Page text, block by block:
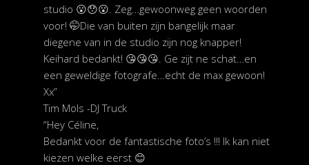
studio 😮😯😮. Zeg…gewoonweg geen woorden
voor! 🤭Die van buiten zijn bangelijk maar
diegene van in de studio zijn nog knapper!
Keihard bedankt! 😘😘😘. Ge zijt ne schat…en
een geweldige fotografe…echt de max gewoon!
Xx”
Tim Mols -DJ Truck
“Hey Céline,
Bedankt voor de fantastische foto’s !!! Ik kan niet
kiezen welke eerst 😊